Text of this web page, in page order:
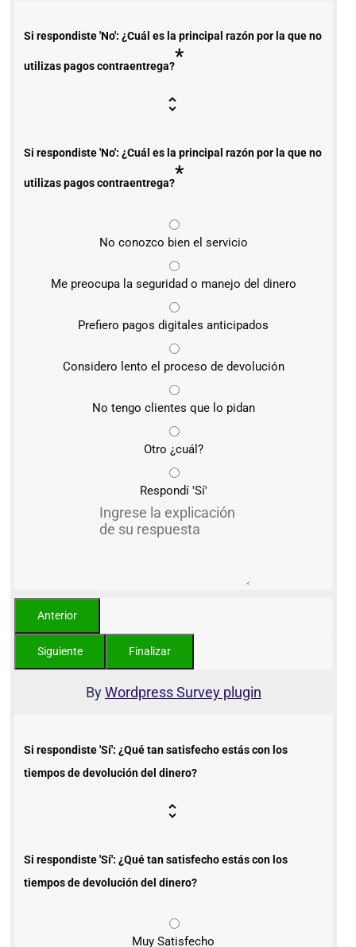
Si respondiste 'No': ¿Cuál es la principal razón por la que no
utilizas pagos contraentrega?*
Si respondiste 'No': ¿Cuál es la principal razón por la que no
utilizas pagos contraentrega?*
No conozco bien el servicio
Me preocupa la seguridad o manejo del dinero
Prefiero pagos digitales anticipados
Considero lento el proceso de devolución
No tengo clientes que lo pidan
Otro ¿cuál?
Respondí 'Sí'
ByWordpress Survey plugin
Si respondiste 'Sí': ¿Qué tan satisfecho estás con los
tiempos de devolución del dinero?
Si respondiste 'Sí': ¿Qué tan satisfecho estás con los
tiempos de devolución del dinero?
Muy Satisfecho